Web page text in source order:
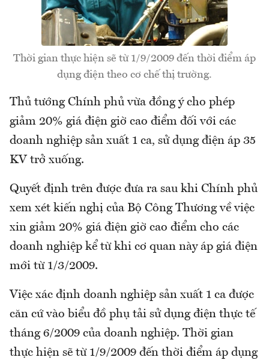
Thời gian thực hiện sẽ từ 1/9/2009 đến thời điểm áp
dụng điện theo cơ chế thị trường.
Thủ tướng Chính phủ vừa đồng ý cho phép
giảm 20% giá điện giờ cao điểm đối với các
doanh nghiệp sản xuất 1 ca, sử dụng điện áp 35
KV trở xuống.
Quyết định trên được đưa ra sau khi Chính phủ
xem xét kiến nghị của Bộ Công Thương về việc
xin giảm 20% giá điện giờ cao điểm cho các
doanh nghiệp kể từ khi cơ quan này áp giá điện
mới từ 1/3/2009.
Việc xác định doanh nghiệp sản xuất 1 ca được
căn cứ vào biểu đồ phụ tải sử dụng điện thực tế
tháng 6/2009 của doanh nghiệp. Thời gian
thực hiện sẽ từ 1/9/2009 đến thời điểm áp dụng